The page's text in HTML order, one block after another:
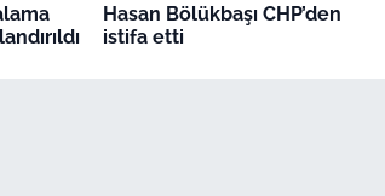
Hasan Bölükbaşı CHP’den
istifa etti